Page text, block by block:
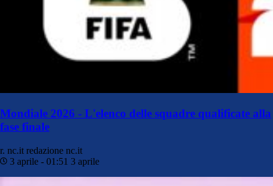
Mondiale 2026 - L'elenco delle squadre qualificate alla
fase finale
r. nc.it redazione nc.it
3 aprile - 01:51 3 aprile